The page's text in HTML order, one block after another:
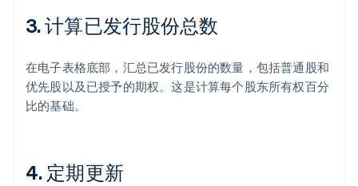
3. 计算已发行股份总数
在电子表格底部，汇总已发行股份的数量，包括普通股和
优先股以及已授予的期权。这是计算每个股东所有权百分
比的基础。
4. 定期更新